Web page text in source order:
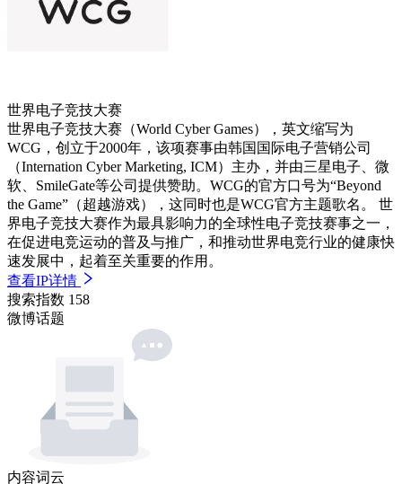
世界电子竞技大赛
世界电子竞技大赛（World Cyber Games），英文缩写为
WCG，创立于2000年，该项赛事由韩国国际电子营销公司
（Internation Cyber Marketing, ICM）主办，并由三星电子、微
软、SmileGate等公司提供赞助。WCG的官方口号为“Beyond
the Game”（超越游戏），这同时也是WCG官方主题歌名。 世
界电子竞技大赛作为最具影响力的全球性电子竞技赛事之一，
在促进电竞运动的普及与推广，和推动世界电竞行业的健康快
速发展中，起着至关重要的作用。
查看IP详情
搜索指数 158
微博话题
内容词云